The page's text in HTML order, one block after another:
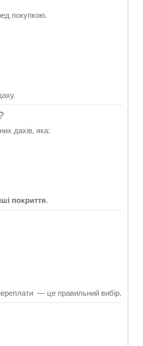
покупкою.
дахів, яка:
покриття.
— це правильний вибір.